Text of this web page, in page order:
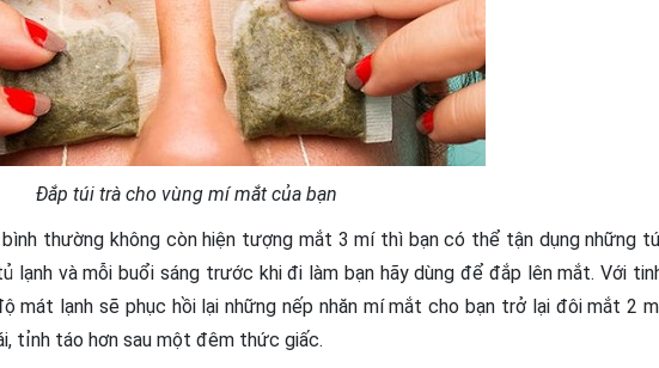
Đắp túi trà cho vùng mí mắt của bạn
thường không còn hiện tượng mắt 3 mí thì bạn có thể tận dụng những
lạnh và mỗi buổi sáng trước khi đi làm bạn hãy dùng để đắp lên mắt. Với
mát lạnh sẽ phục hồi lại những nếp nhăn mí mắt cho bạn trở lại đôi mắt 2
tỉnh táo hơn sau một đêm thức giấc.